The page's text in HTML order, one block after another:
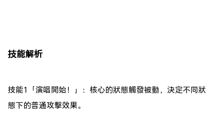
技能解析
技能1「演唱開始！」：核心的狀態觸發被動，決定不同狀
態下的普通攻擊效果。